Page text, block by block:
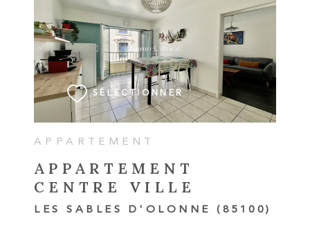
APPARTEMENT
APPARTEMENT
CENTRE VILLE
LES SABLES D'OLONNE (85100)
SÉLECTIONNER
VOIR LE BIEN